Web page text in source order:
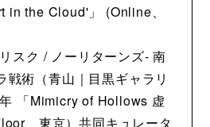
the Cloud'」 (Online、
スク / ノーリターンズ- 南
戦術（青山｜目黒ギャラリ
「Mimicry of Hollows 虚
、東京）共同キュレータ